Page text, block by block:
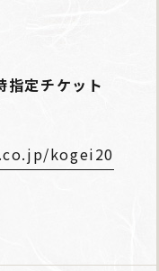
指定チケット
kogei20